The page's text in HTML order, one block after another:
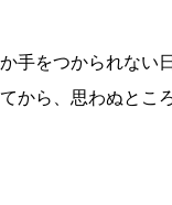
手をつかられない
から、思わぬとこ